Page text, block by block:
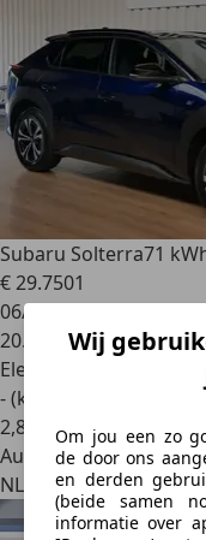
Subaru Solterra71
€ 29.7501
06/2022
20.444 km
Elektrisch
- (kWh/100 km)
2,8
Autobedrijf
NL 1969 LBHeemskerk
Wij
Om jou een zo
de door ons
en derden
(beide samen
informatie over